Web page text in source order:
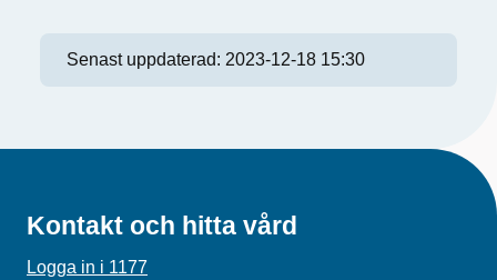
Senast uppdaterad: 2023-12-18 15:30
Kontakt och hitta vård
Logga in i 1177